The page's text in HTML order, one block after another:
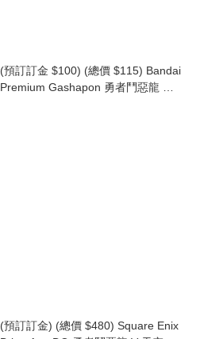
(預訂訂金 $100) (總價 $115) Bandai
Premium Gashapon 勇者鬥惡龍 場
(預訂訂金) (總價 $480) Square Enix